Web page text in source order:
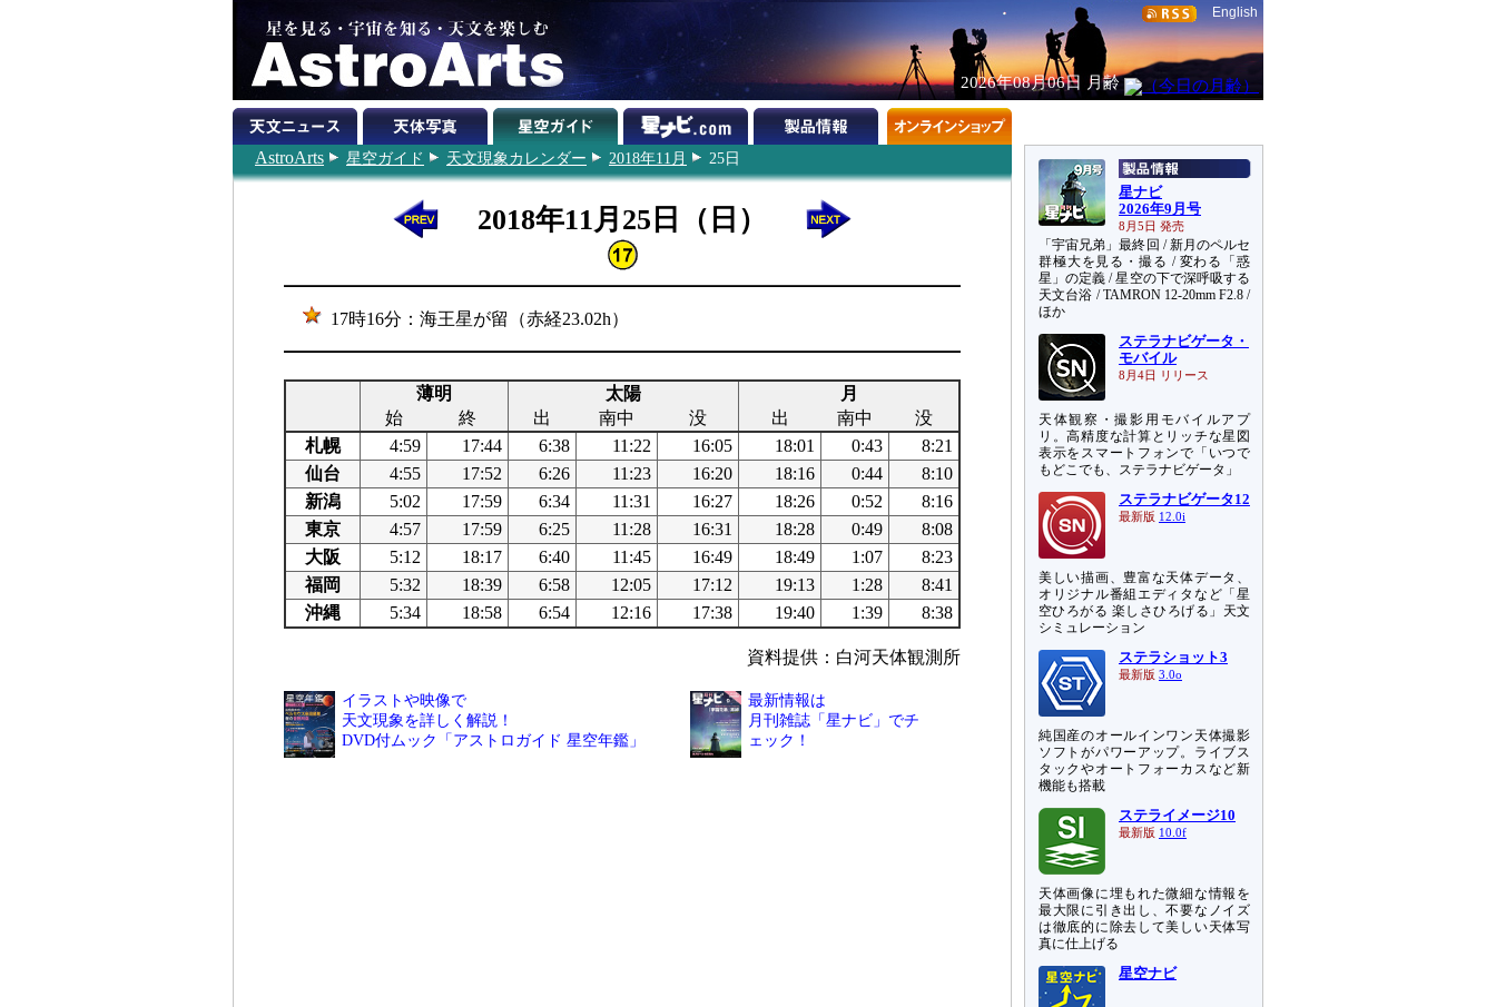
English
2026年08月06日 月齢
AstroArts 星空ガイド 天文現象カレンダー 2018年11月 25日
2018年11月25日（日）
17時16分：海王星が留（赤経23.02h）
薄明 太陽
月
始
終 出 南中 没 出 南中
没
札幌
4:59 17:44 6:38 11:22 16:05 18:01 0:43
8:21
仙台
4:55 17:52 6:26 11:23 16:20 18:16 0:44
8:10
新潟
5:02 17:59 6:34 11:31 16:27 18:26 0:52
8:16
東京
4:57 17:59 6:25 11:28 16:31 18:28 0:49
8:08
大阪
5:12 18:17 6:40 11:45 16:49 18:49 1:07
8:23
福岡
5:32 18:39 6:58 12:05 17:12 19:13 1:28
8:41
沖縄
5:34 18:58 6:54 12:16 17:38 19:40 1:39 8:38
資料提供：白河天体観測所
イラストや映像で
天文現象を詳しく解説！
DVD付ムック「アストロガイド 星空年鑑」
最新情報は
月刊雑誌「星ナビ」でチ
ェック！
星ナビ
2026年9月号
8月5日 発売
「宇宙兄弟」最終回 / 新月のペルセ
群極大を見る・撮る / 変わる「惑
星」の定義 / 星空の下で深呼吸する
天文台浴 / TAMRON 12-20mm F2.8 /
ほか
ステラナビゲータ・
モバイル
8月4日 リリース
天体観察・撮影用モバイルアプ
リ。高精度な計算とリッチな星図
表示をスマートフォンで「いつで
もどこでも、ステラナビゲータ」
ステラナビゲータ12
最新版 12.0i
美しい描画、豊富な天体データ、
オリジナル番組エディタなど「星
空ひろがる 楽しさひろげる」天文
シミュレーション
ステラショット3
最新版 3.0o
純国産のオールインワン天体撮影
ソフトがパワーアップ。ライブス
タックやオートフォーカスなど新
機能も搭載
ステライメージ10
最新版 10.0f
天体画像に埋もれた微細な情報を
最大限に引き出し、不要なノイズ
は徹底的に除去して美しい天体写
真に仕上げる
星空ナビ